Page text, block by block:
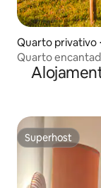
Quarto privativo
Quarto
Superhost
Superhost